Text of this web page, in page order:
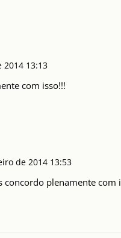
2014 13:13
com isso!!!
de 2014 13:53
concordo plenamente com